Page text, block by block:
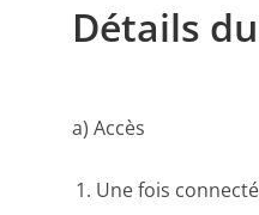
Détails
a) Accès
Une fois